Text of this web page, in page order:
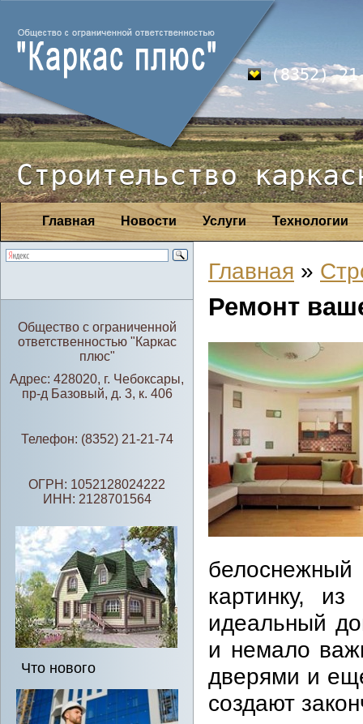
(8352)
Строительство
Технологии
Услуги
Новости
Главная
Общество с ограниченной
ответственностью "Каркас
плюс"
Адрес: 428020, г. Чебоксары,
пр-д Базовый, д. 3, к. 406
Телефон: (8352) 21-21-74
ОГРН: 1052128024222
ИНН: 2128701564
Что нового
Главная »
Ремонт
картинку, из
идеальный
и немало
дверями и
создают